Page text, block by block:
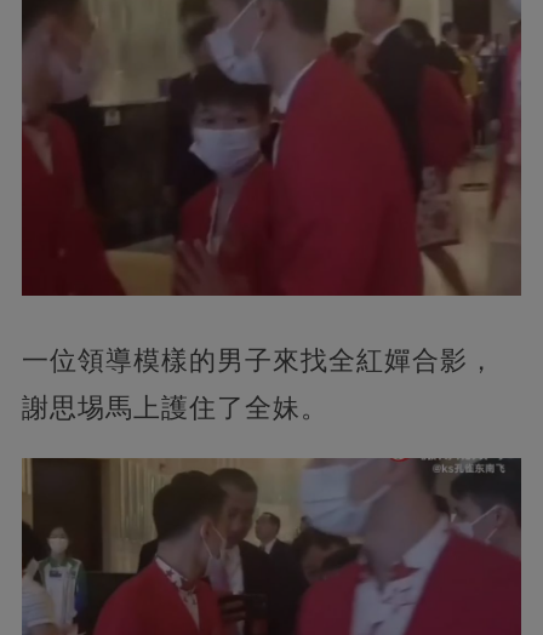
一位領導模樣的男子來找全紅嬋合影，
謝思埸馬上護住了全妹。